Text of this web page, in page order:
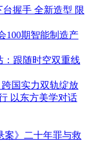
握手 全新造型 限
100期智能制造产
：跟随时空双重线
国实力双轨绽放
以东方美学对话
案》二十年罪与救